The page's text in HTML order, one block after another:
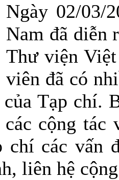
Ngày 02/03/
Nam đã diễn
Thư viện
viên đã có
Tạp chí.
cộng tác
chí các vấn
liên hệ